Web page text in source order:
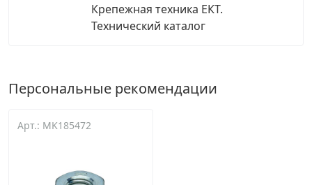
Скобяные изделия и мебельная фурнитура
Крепежная техника ЕКТ.
Технический каталог
Персональные рекомендации
Арт.: MK185472